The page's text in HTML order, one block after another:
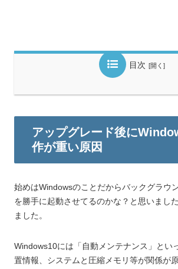
目次
アップグレード後に
作が重い原因
始めはWindowsのことだからバックグラウ
を勝手に起動させてるのかな？と思いまし
ました。
Windows10には「自動メンテナンス」とい
置情報、システムと圧縮メモリ等が関係が